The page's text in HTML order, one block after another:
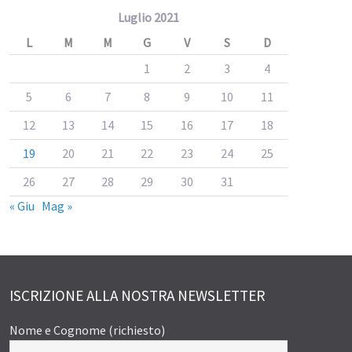
Luglio 2021
L
M M G V S
D
1
2 3
4
5
6 7 8 9 10
11
12
13 14 15 16 17
18
19
20 21 22 23 24
25
26
27 28 29 30
31
« Giu Mag »
ISCRIZIONE ALLA NOSTRA NEWSLETTER
Nome e Cognome (richiesto)